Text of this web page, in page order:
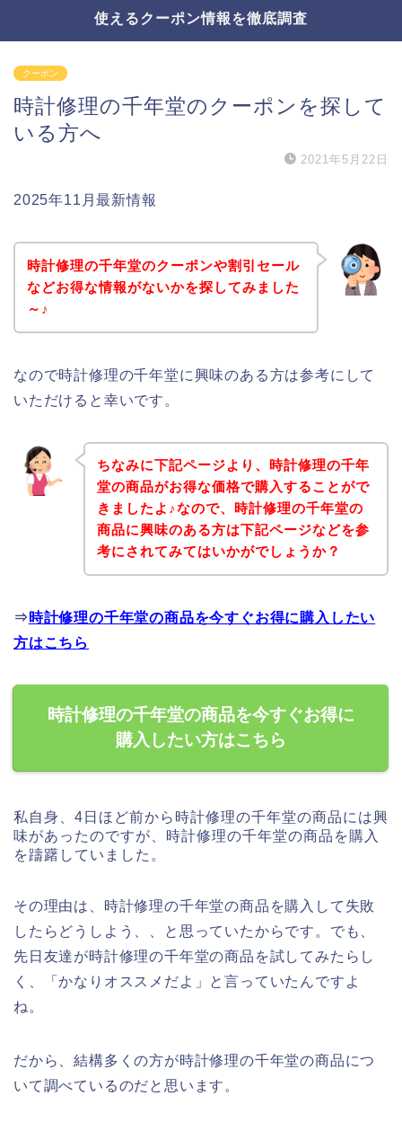
使えるクーポン情報を徹底調査
クーポン
時計修理の千年堂のクーポンを探して
いる方へ
2021年5月22日
2025年11月最新情報
時計修理の千年堂のクーポンや割引セール
などお得な情報がないかを探してみました
～♪
なので時計修理の千年堂に興味のある方は参考にして
いただけると幸いです。
ちなみに下記ページより、時計修理の千年
堂の商品がお得な価格で購入することがで
きましたよ♪なので、時計修理の千年堂の
商品に興味のある方は下記ページなどを参
考にされてみてはいかがでしょうか？
⇒ 時計修理の千年堂の商品を今すぐお得に購入したい
方はこちら
時計修理の千年堂の商品を今すぐお得に
購入したい方はこちら
私自身、4日ほど前から時計修理の千年堂の商品には興
味があったのですが、時計修理の千年堂の商品を購入
を躊躇していました。
その理由は、時計修理の千年堂の商品を購入して失敗
したらどうしよう、、と思っていたからです。でも、
先日友達が時計修理の千年堂の商品を試してみたらし
く、「かなりオススメだよ」と言っていたんですよ
ね。
だから、結構多くの方が時計修理の千年堂の商品につ
いて調べているのだと思います。